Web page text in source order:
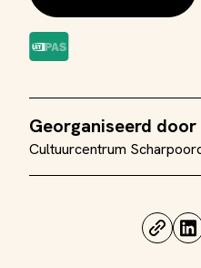
Georganiseerd door
Cultuurcentrum